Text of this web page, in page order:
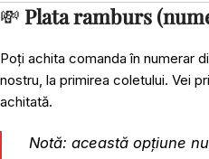
💸 Plata ramburs
Poți achita comanda în numerar
nostru, la primirea coletului. Vei
achitată.
Notă: această opțiune